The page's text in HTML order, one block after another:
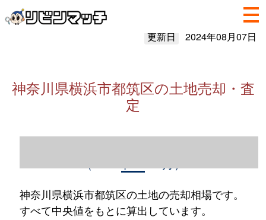
更新日 2024年08月07日
神奈川県横浜市都筑区の土地売却・査
定
神奈川県横浜市都筑区の土地の売却相場です。
すべて中央値をもとに算出しています。